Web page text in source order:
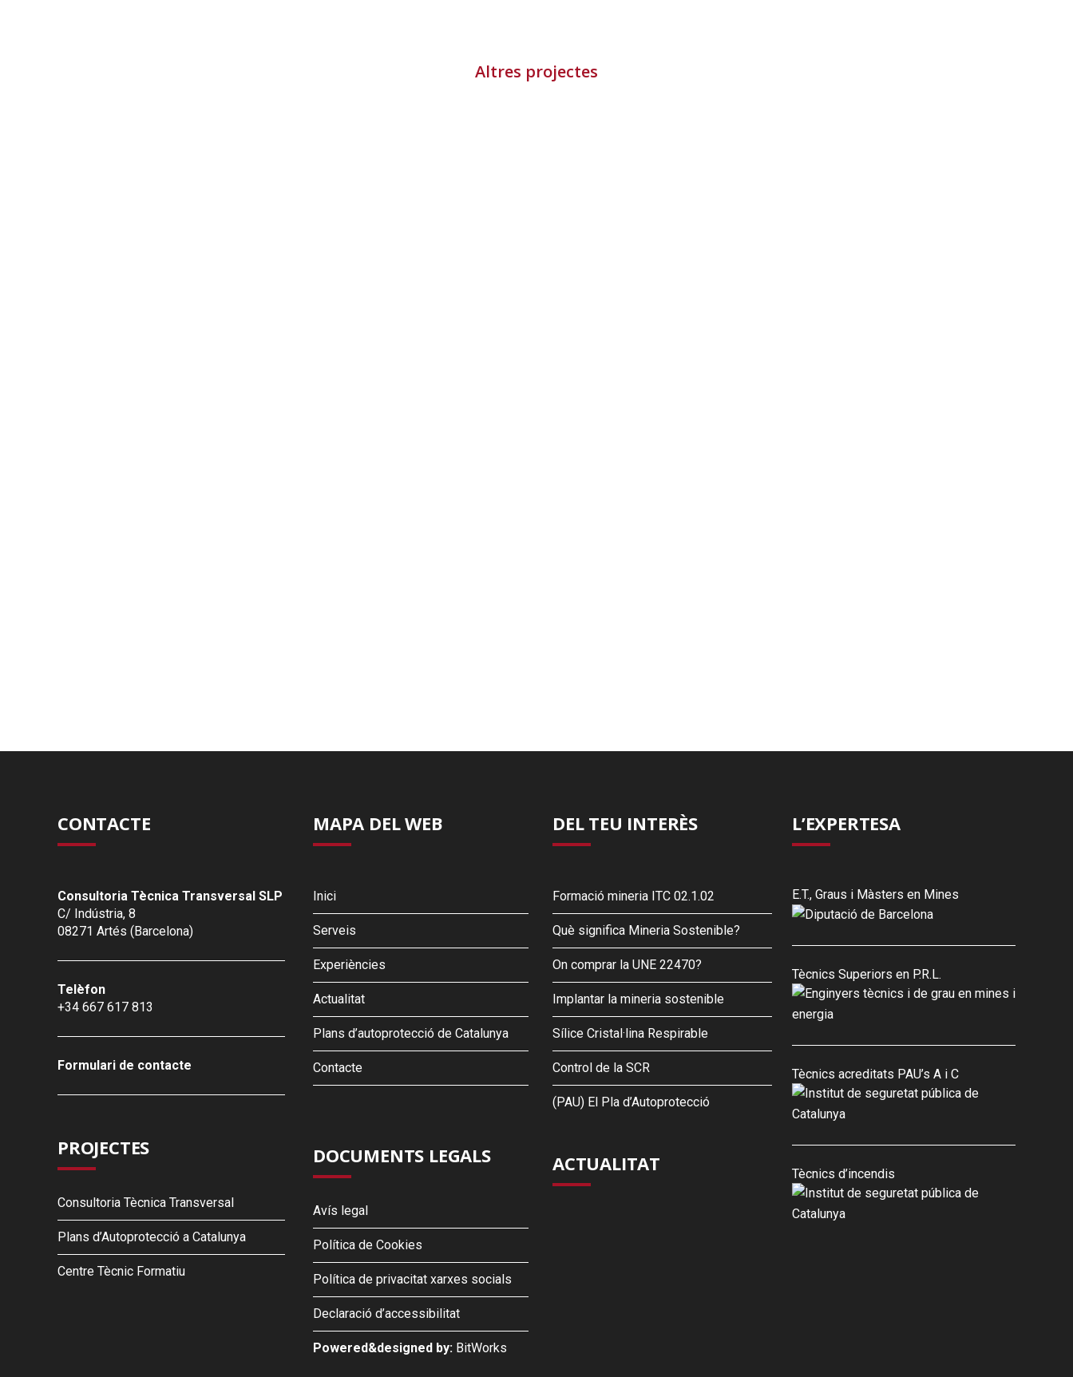
Altres projectes
CONTACTE
Consultoria Tècnica Transversal SLP
C/ Indústria, 8
08271 Artés (Barcelona)
Telèfon
+34 667 617 813
Formulari de contacte
PROJECTES
Consultoria Tècnica Transversal
Plans d’Autoprotecció a Catalunya
Centre Tècnic Formatiu
MAPA DEL WEB
Inici
Serveis
Experiències
Actualitat
Plans d’autoprotecció de Catalunya
Contacte
DOCUMENTS LEGALS
Avís legal
Política de Cookies
Política de privacitat xarxes socials
Declaració d’accessibilitat
Powered&designed by: BitWorks
DEL TEU INTERÈS
Formació mineria ITC 02.1.02
Què significa Mineria Sostenible?
On comprar la UNE 22470?
Implantar la mineria sostenible
Sílice Cristal·lina Respirable
Control de la SCR
(PAU) El Pla d’Autoprotecció
ACTUALITAT
L’EXPERTESA
E.T., Graus i Màsters en Mines
Tècnics Superiors en P.R.L.
Tècnics acreditats PAU’s A i C
Tècnics d’incendis